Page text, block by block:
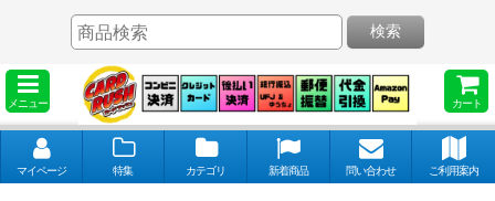
メニュー カート
検索
マイページ 特集 カテゴリ 新着商品 問い合わせ ご利用案内